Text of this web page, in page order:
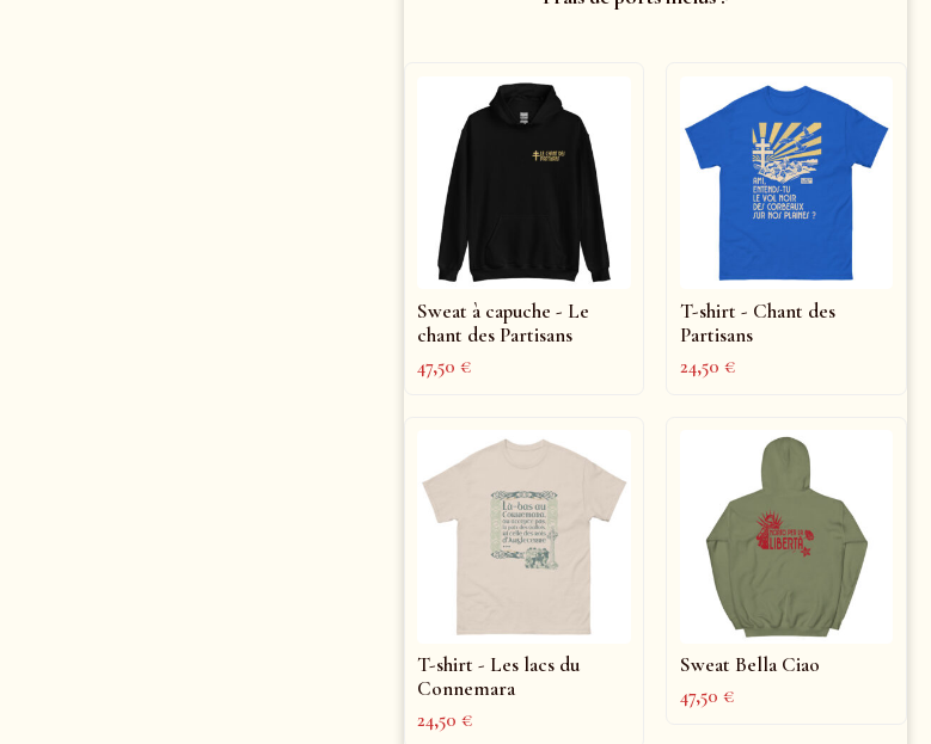
Sweat à capuche - Le
chant des Partisans
47,50€
T-shirt - Chant des
Partisans
24,50€
T-shirt - Les lacs du
Connemara
24,50€
Sweat Bella Ciao
47,50€